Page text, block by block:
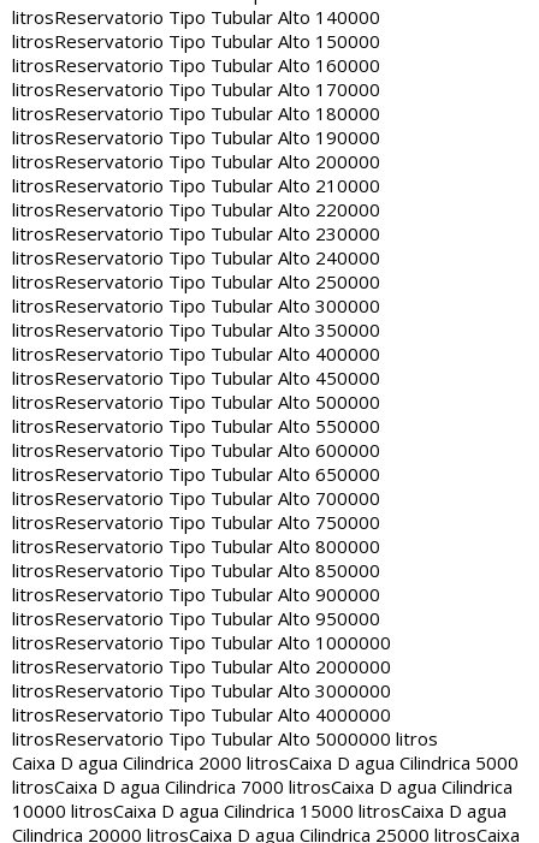
litrosReservatorio Tipo Tubular Alto 140000
litrosReservatorio Tipo Tubular Alto 150000
litrosReservatorio Tipo Tubular Alto 160000
litrosReservatorio Tipo Tubular Alto 170000
litrosReservatorio Tipo Tubular Alto 180000
litrosReservatorio Tipo Tubular Alto 190000
litrosReservatorio Tipo Tubular Alto 200000
litrosReservatorio Tipo Tubular Alto 210000
litrosReservatorio Tipo Tubular Alto 220000
litrosReservatorio Tipo Tubular Alto 230000
litrosReservatorio Tipo Tubular Alto 240000
litrosReservatorio Tipo Tubular Alto 250000
litrosReservatorio Tipo Tubular Alto 300000
litrosReservatorio Tipo Tubular Alto 350000
litrosReservatorio Tipo Tubular Alto 400000
litrosReservatorio Tipo Tubular Alto 450000
litrosReservatorio Tipo Tubular Alto 500000
litrosReservatorio Tipo Tubular Alto 550000
litrosReservatorio Tipo Tubular Alto 600000
litrosReservatorio Tipo Tubular Alto 650000
litrosReservatorio Tipo Tubular Alto 700000
litrosReservatorio Tipo Tubular Alto 750000
litrosReservatorio Tipo Tubular Alto 800000
litrosReservatorio Tipo Tubular Alto 850000
litrosReservatorio Tipo Tubular Alto 900000
litrosReservatorio Tipo Tubular Alto 950000
litrosReservatorio Tipo Tubular Alto 1000000
litrosReservatorio Tipo Tubular Alto 2000000
litrosReservatorio Tipo Tubular Alto 3000000
litrosReservatorio Tipo Tubular Alto 4000000
litrosReservatorio Tipo Tubular Alto 5000000 litros
Caixa D agua Cilindrica 2000 litrosCaixa D agua Cilindrica 5000
litrosCaixa D agua Cilindrica 7000 litrosCaixa D agua Cilindrica
10000 litrosCaixa D agua Cilindrica 15000 litrosCaixa D agua
Cilindrica 20000 litrosCaixa D agua Cilindrica 25000 litrosCaixa